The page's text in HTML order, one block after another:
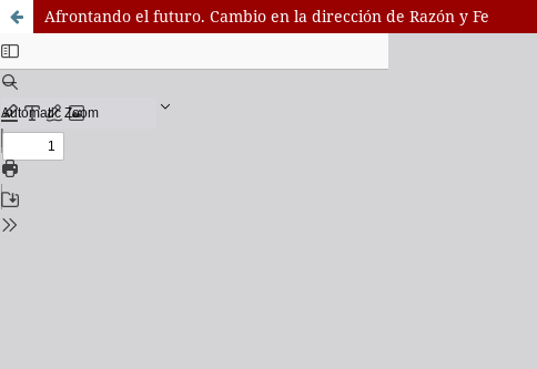
Afrontando el futuro. Cambio en la dirección de Razón y Fe